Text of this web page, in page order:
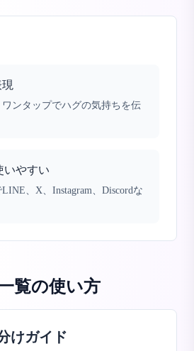
ンタップでハグの気持ちを伝
いやすい
、X、Instagram、Discordな
覧の使い方
けガイド